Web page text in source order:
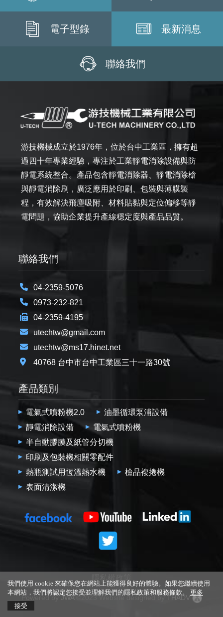
電子型錄 最新消息
聯絡我們
游技機械成立於1976年，位於台中工業區，擁有超
過四十年專業經驗，專注於工業靜電消除設備與防
靜電系統整合。產品包含靜電消除器、靜電消除槍
與靜電消除刷，廣泛應用於印刷、包裝與薄膜製
程，有效解決飛塵吸附、材料貼黏與定位偏移等靜
電問題，協助企業提升產線穩定度與產品品質。
聯絡我們
04-2359-5076
0973-232-821
04-2359-4195
utechtw@gmail.com
utechtw@ms17.hinet.net
40768 台中市台中工業區三十一路30號
產品類別
電氣式噴粉機2.0
油墨循環泵浦設備
靜電消除設備
電氣式噴粉機
半自動膠膜及紙管分切機
印刷及包裝機相關零配件
熱瓶測試用恆溫熱水機
檢品複捲機
表面清潔機
Powered byJWA©2023 Website designed byTHADV
我們使用 cookie 來確保您在網站上能獲得良好的體驗。如果您繼續使用
本網站，我們將認定您接受並理解我們的隱私政策和服務條款。 更多
接受